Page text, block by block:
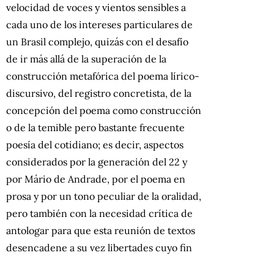
velocidad de voces y vientos sensibles a
cada uno de los intereses particulares de
un Brasil complejo, quizás con el desafío
de ir más allá de la superación de la
construcción metafórica del poema lírico-
discursivo, del registro concretista, de la
concepción del poema como construcción
o de la temible pero bastante frecuente
poesía del cotidiano; es decir, aspectos
considerados por la generación del 22 y
por Mário de Andrade, por el poema en
prosa y por un tono peculiar de la oralidad,
pero también con la necesidad crítica de
antologar para que esta reunión de textos
desencadene a su vez libertades cuyo fin